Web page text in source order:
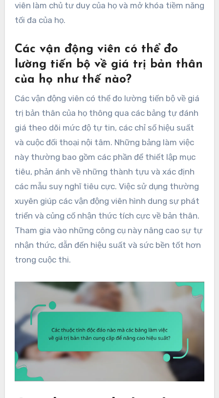
viên làm chủ tư duy của họ và mở khóa tiềm năng
tối đa của họ.
Các vận động viên có thể đo
lường tiến bộ về giá trị bản thân
của họ như thế nào?
Các vận động viên có thể đo lường tiến bộ về giá
trị bản thân của họ thông qua các bảng tự đánh
giá theo dõi mức độ tự tin, các chỉ số hiệu suất
và cuộc đối thoại nội tâm. Những bảng làm việc
này thường bao gồm các phần để thiết lập mục
tiêu, phản ánh về những thành tựu và xác định
các mẫu suy nghĩ tiêu cực. Việc sử dụng thường
xuyên giúp các vận động viên hình dung sự phát
triển và củng cố nhận thức tích cực về bản thân.
Tham gia vào những công cụ này nâng cao sự tự
nhận thức, dẫn đến hiệu suất và sức bền tốt hơn
trong cuộc thi.